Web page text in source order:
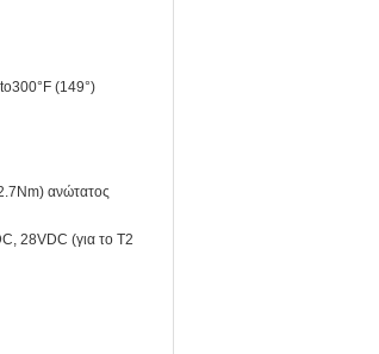
(149°)
ανώτατος
28VDC (για το T2